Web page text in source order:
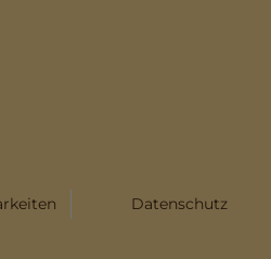
Datenschutz